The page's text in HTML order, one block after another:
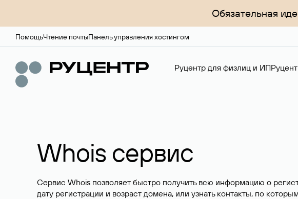
Обязательная
ПомощьЧтение почтыПанель управления хостингом
Руцентр для физлиц и ИП
Whois сервис
Сервис Whois позволяет быстро получить всю информацию о
дату регистрации и возраст домена, или узнать контакты, по